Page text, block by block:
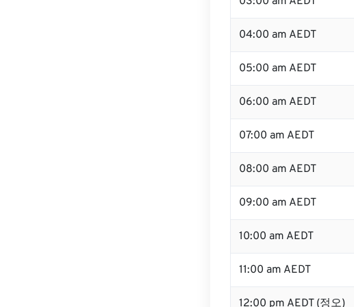
04:00 am AEDT
05:00 am AEDT
06:00 am AEDT
07:00 am AEDT
08:00 am AEDT
09:00 am AEDT
10:00 am AEDT
11:00 am AEDT
12:00 pm AEDT (정오)